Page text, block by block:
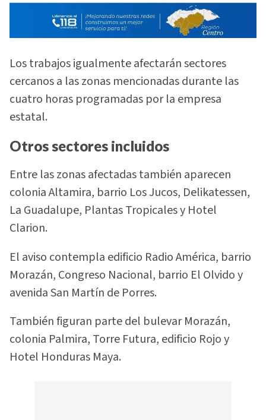
Los trabajos igualmente afectarán sectores
cercanos a las zonas mencionadas durante las
cuatro horas programadas por la empresa
estatal.
Otros sectores incluidos
Entre las zonas afectadas también aparecen
colonia Altamira, barrio Los Jucos, Delikatessen,
La Guadalupe, Plantas Tropicales y Hotel
Clarion.
El aviso contempla edificio Radio América, barrio
Morazán, Congreso Nacional, barrio El Olvido y
avenida San Martín de Porres.
También figuran parte del bulevar Morazán,
colonia Palmira, Torre Futura, edificio Rojo y
Hotel Honduras Maya.